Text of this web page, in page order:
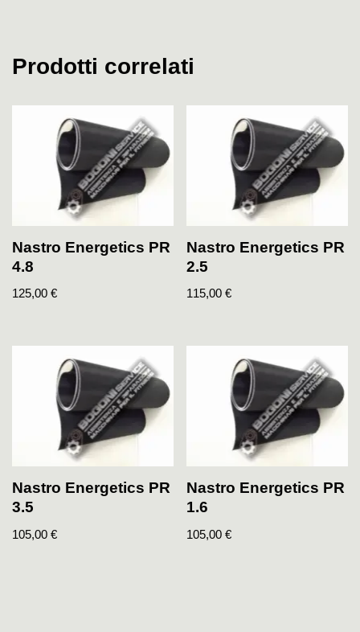
Prodotti correlati
Nastro Energetics PR
4.8
125,00 €
Nastro Energetics PR
2.5
115,00€
Nastro Energetics PR
3.5
105,00 €
Nastro Energetics PR
1.6
105,00€